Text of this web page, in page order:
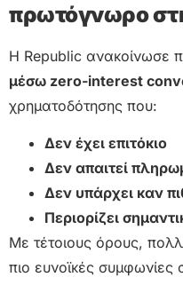
πρωτόγνωρο
Η Republic ανακοίνωσε
μέσω zero-interest
χρηματοδότησης που:
Δεν έχει επιτόκιο
Δεν απαιτεί
Δεν υπάρχει καν
Περιορίζει
Με τέτοιους όρους,
πιο ευνοϊκές συμφωνίες